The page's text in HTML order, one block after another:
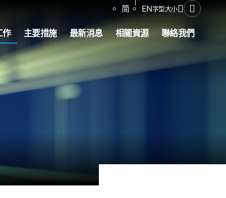
简 EN字型大小分享開啟搜尋
作 主要措施 最新消息 相關資源 聯絡我們